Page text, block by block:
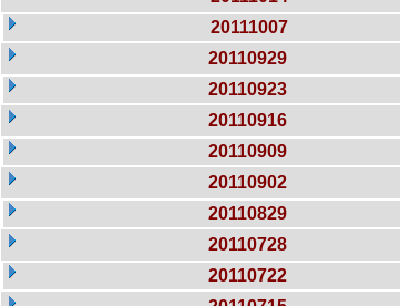
20111007
20110929
20110923
20110916
20110909
20110902
20110829
20110728
20110722